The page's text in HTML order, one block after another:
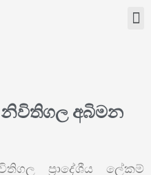
අබිමන
ප්‍රාදේශීය ලේකම්